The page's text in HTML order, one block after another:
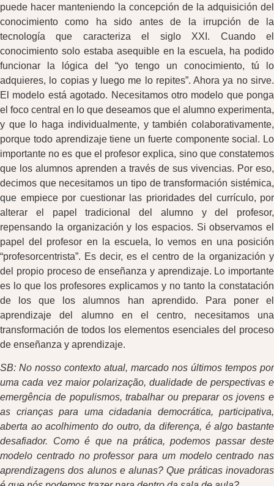
puede hacer manteniendo la concepción de la adquisición del
conocimiento como ha sido antes de la irrupción de la
tecnología que caracteriza el siglo XXI. Cuando el
conocimiento solo estaba asequible en la escuela, ha podido
funcionar la lógica del “yo tengo un conocimiento, tú lo
adquieres, lo copias y luego me lo repites”. Ahora ya no sirve.
El modelo está agotado. Necesitamos otro modelo que ponga
el foco central en lo que deseamos que el alumno experimenta,
y que lo haga individualmente, y también colaborativamente,
porque todo aprendizaje tiene un fuerte componente social. Lo
importante no es que el profesor explica, sino que constatemos
que los alumnos aprenden a través de sus vivencias. Por eso,
decimos que necesitamos un tipo de transformación sistémica,
que empiece por cuestionar las prioridades del currículo, por
alterar el papel tradicional del alumno y del profesor,
repensando la organización y los espacios. Si observamos el
papel del profesor en la escuela, lo vemos en una posición
“profesorcentrista”. Es decir, es el centro de la organización y
del propio proceso de enseñanza y aprendizaje. Lo importante
es lo que los profesores explicamos y no tanto la constatación
de los que los alumnos han aprendido. Para poner el
aprendizaje del alumno en el centro, necesitamos una
transformación de todos los elementos esenciales del proceso
de enseñanza y aprendizaje.
SB: No nosso contexto atual, marcado nos últimos tempos por
uma cada vez maior polarização, dualidade de perspectivas e
emergência de populismos, trabalhar ou preparar os jovens e
as crianças para uma cidadania democrática, participativa,
aberta ao acolhimento do outro, da diferença, é algo bastante
desafiador. Como é que na prática, podemos passar deste
modelo centrado no professor para um modelo centrado nas
aprendizagens dos alunos e alunas? Que práticas inovadoras